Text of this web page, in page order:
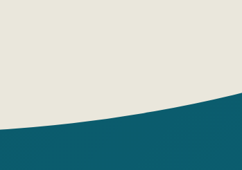
Тысячи собак, чьи клички история не